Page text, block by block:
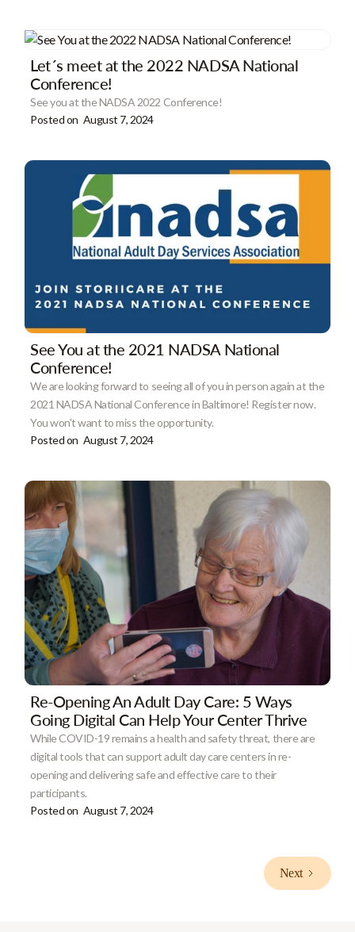
Let´s meet at the 2022 NADSA National
Conference!
See you at the NADSA 2022 Conference!
Posted on August 7, 2024
See You at the 2021 NADSA National
Conference!
We are looking forward to seeing all of you in person again at the
2021 NADSA National Conference in Baltimore! Register now.
You won't want to miss the opportunity.
Posted on August 7, 2024
Re-Opening An Adult Day Care: 5 Ways
Going Digital Can Help Your Center Thrive
While COVID-19 remains a health and safety threat, there are
digital tools that can support adult day care centers in re-
opening and delivering safe and effective care to their
participants.
Posted on August 7, 2024
Next